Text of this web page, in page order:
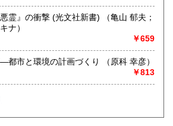
都心や神奈川方面への出張も可能な
まずはお気軽にご連絡ください。
kaitori.com/syucyou
科学、自然科学、美術工芸、国語国
チャー
衝撃 (光文社新書) （亀山 郁夫；
ナ）
￥659
市民参加と合意形成―都市と環境の計画づくり （原科 幸彦）
￥813